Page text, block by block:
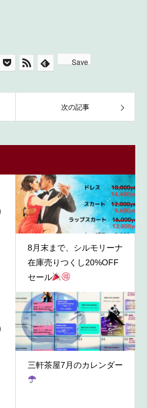
Save
次の記事
8月末まで、シルモリーナ
在庫売りつくし20%OFF
セール
三軒茶屋7月のカレンダー